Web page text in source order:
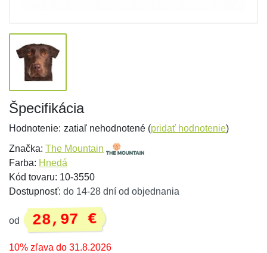
Špecifikácia
Hodnotenie: zatiaľ nehodnotené (pridať hodnotenie)
Značka: The Mountain
Farba: Hnedá
Kód tovaru: 10-3550
Dostupnosť: do 14-28 dní od objednania
od 28,97 €
10% zľava do 31.8.2026